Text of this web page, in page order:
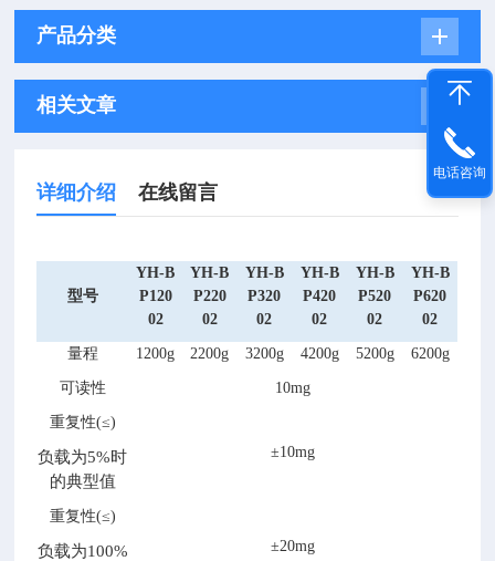
产品分类
相关文章
详细介绍 在线留言
型号
YH-B
P120
02
YH-B
P220
02
YH-B
P320
02
YH-B
P420
02
YH-B
P520
02
YH-B
P620
02
量程 1200g 2200g 3200g 4200g 5200g 6200g
可读性 10mg
重复性(≤)
负载为5%时
的典型值
±10mg
重复性(≤)
负载为100%
±20mg
电话咨询